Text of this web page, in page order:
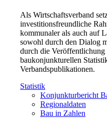
Als Wirtschaftsverband
investitionsfreundliche
kommunaler als auch auf
sowohl durch den Dialog
durch die Veröffentlichung
baukonjunkturellen
Verbandspublikationen.
Statistik
Konjunkturbericht
Regionaldaten
Bau in Zahlen